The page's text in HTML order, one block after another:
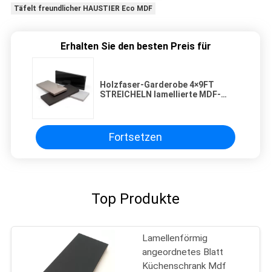
Täfelt freundlicher HAUSTIER Eco MDF
Erhalten Sie den besten Preis für
Holzfaser-Garderobe 4×9FT
STREICHELN lamellierte MDF-
Fortsetzen
Top Produkte
Lamellenförmig
angeordnetes Blatt
Küchenschrank Mdf